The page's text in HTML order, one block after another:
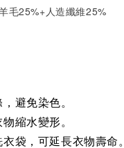
毛25%+人造纖維25%
避免染色。
縮水變形。
袋，可延長衣物壽命。